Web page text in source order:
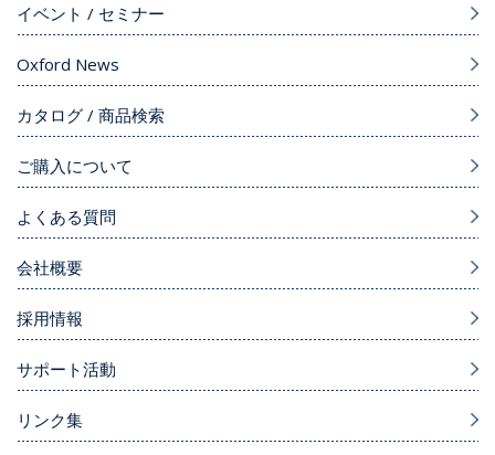
イベント / セミナー
Oxford News
カタログ / 商品検索
ご購入について
よくある質問
会社概要
採用情報
サポート活動
リンク集